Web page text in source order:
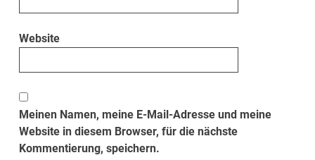
Website
Meinen Namen, meine E-Mail-Adresse und meine
Website in diesem Browser, für die nächste
Kommentierung, speichern.